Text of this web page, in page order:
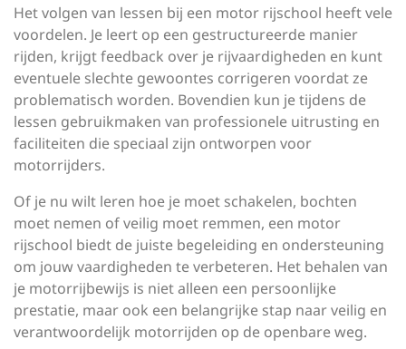
Het volgen van lessen bij een motor rijschool heeft vele
voordelen. Je leert op een gestructureerde manier
rijden, krijgt feedback over je rijvaardigheden en kunt
eventuele slechte gewoontes corrigeren voordat ze
problematisch worden. Bovendien kun je tijdens de
lessen gebruikmaken van professionele uitrusting en
faciliteiten die speciaal zijn ontworpen voor
motorrijders.
Of je nu wilt leren hoe je moet schakelen, bochten
moet nemen of veilig moet remmen, een motor
rijschool biedt de juiste begeleiding en ondersteuning
om jouw vaardigheden te verbeteren. Het behalen van
je motorrijbewijs is niet alleen een persoonlijke
prestatie, maar ook een belangrijke stap naar veilig en
verantwoordelijk motorrijden op de openbare weg.